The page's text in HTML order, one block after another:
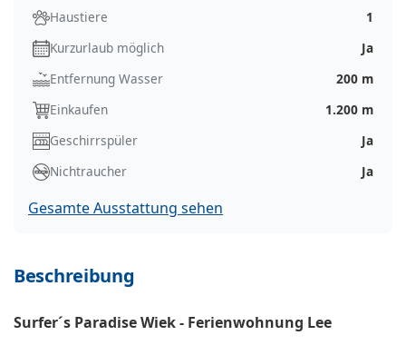
Haustiere
1
Kurzurlaub möglich
Ja
Entfernung Wasser
200 m
Einkaufen
1.200 m
Geschirrspüler
Ja
Nichtraucher
Ja
Gesamte Ausstattung sehen
Beschreibung
Surfer´s Paradise Wiek - Ferienwohnung Lee